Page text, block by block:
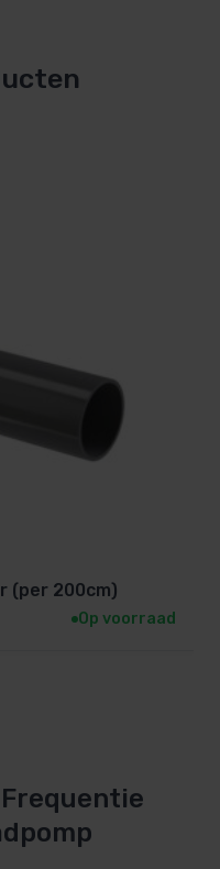
(per 200cm)
Op voorraad
Frequentie